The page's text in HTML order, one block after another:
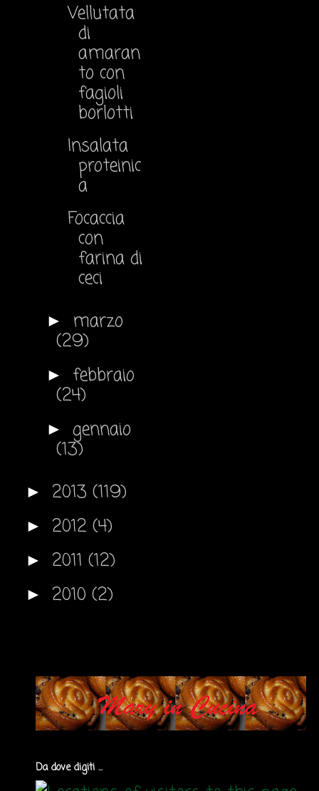
Vellutata
di
amaran
to con
fagioli
borlotti
Insalata
proteinic
a
Focaccia
con
farina di
ceci
► marzo
(29)
► febbraio
(24)
► gennaio
(13)
► 2013 (119)
► 2012 (4)
► 2011 (12)
► 2010 (2)
Da dove digiti ...